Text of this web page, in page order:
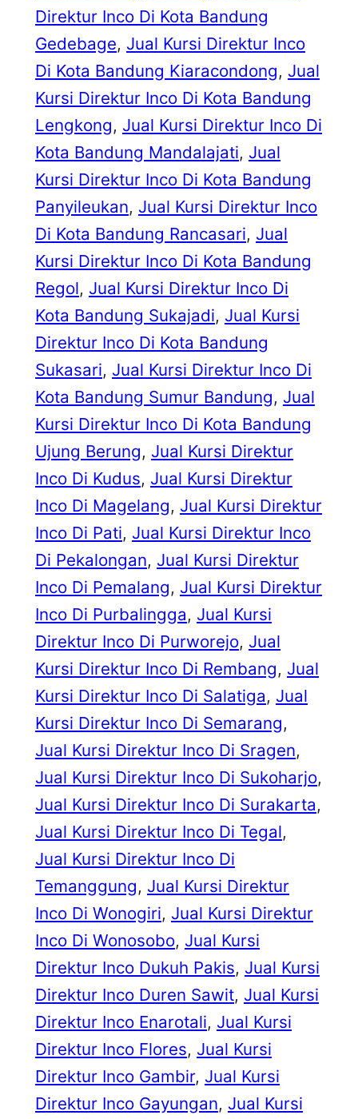
Direktur Inco Di Kota Bandung
Gedebage, Jual Kursi Direktur Inco
Di Kota Bandung Kiaracondong, Jual
Kursi Direktur Inco Di Kota Bandung
Lengkong, Jual Kursi Direktur Inco Di
Kota Bandung Mandalajati, Jual
Kursi Direktur Inco Di Kota Bandung
Panyileukan, Jual Kursi Direktur Inco
Di Kota Bandung Rancasari, Jual
Kursi Direktur Inco Di Kota Bandung
Regol, Jual Kursi Direktur Inco Di
Kota Bandung Sukajadi, Jual Kursi
Direktur Inco Di Kota Bandung
Sukasari, Jual Kursi Direktur Inco Di
Kota Bandung Sumur Bandung, Jual
Kursi Direktur Inco Di Kota Bandung
Ujung Berung, Jual Kursi Direktur
Inco Di Kudus, Jual Kursi Direktur
Inco Di Magelang, Jual Kursi Direktur
Inco Di Pati, Jual Kursi Direktur Inco
Di Pekalongan, Jual Kursi Direktur
Inco Di Pemalang, Jual Kursi Direktur
Inco Di Purbalingga, Jual Kursi
Direktur Inco Di Purworejo, Jual
Kursi Direktur Inco Di Rembang, Jual
Kursi Direktur Inco Di Salatiga, Jual
Kursi Direktur Inco Di Semarang
Jual Kursi Direktur Inco Di Sragen
Jual Kursi Direktur Inco Di Sukoharjo
Jual Kursi Direktur Inco Di Surakarta
Jual Kursi Direktur Inco Di Tegal
Jual Kursi Direktur Inco Di
Temanggung, Jual Kursi Direktur
Inco Di Wonogiri, Jual Kursi Direktur
Inco Di Wonosobo, Jual Kursi
Direktur Inco Dukuh Pakis, Jual Kursi
Direktur Inco Duren Sawit, Jual Kursi
Direktur Inco Enarotali, Jual Kursi
Direktur Inco Flores, Jual Kursi
Direktur Inco Gambir, Jual Kursi
Direktur Inco Gayungan, Jual Kursi